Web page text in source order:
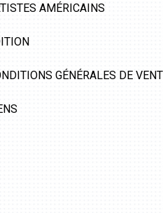
AMÉRICAINS
GÉNÉRALES DE